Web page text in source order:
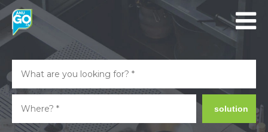
solution